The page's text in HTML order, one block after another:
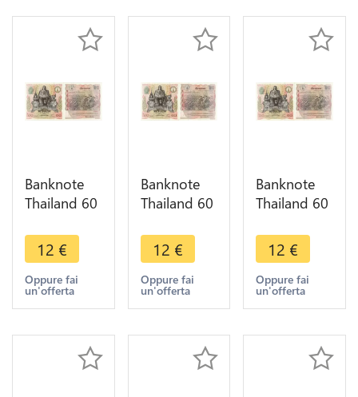
Banknote
Thailand 60
IX1987
UNC ->
Make offer
12 €
Oppure fai
un'offerta
Banknote
Thailand 60
IX1987
UNC ->
Make offer
12 €
Oppure fai
un'offerta
Banknote
Thailand 60
IX1987
UNC ->
Make offer
12 €
Oppure fai
un'offerta